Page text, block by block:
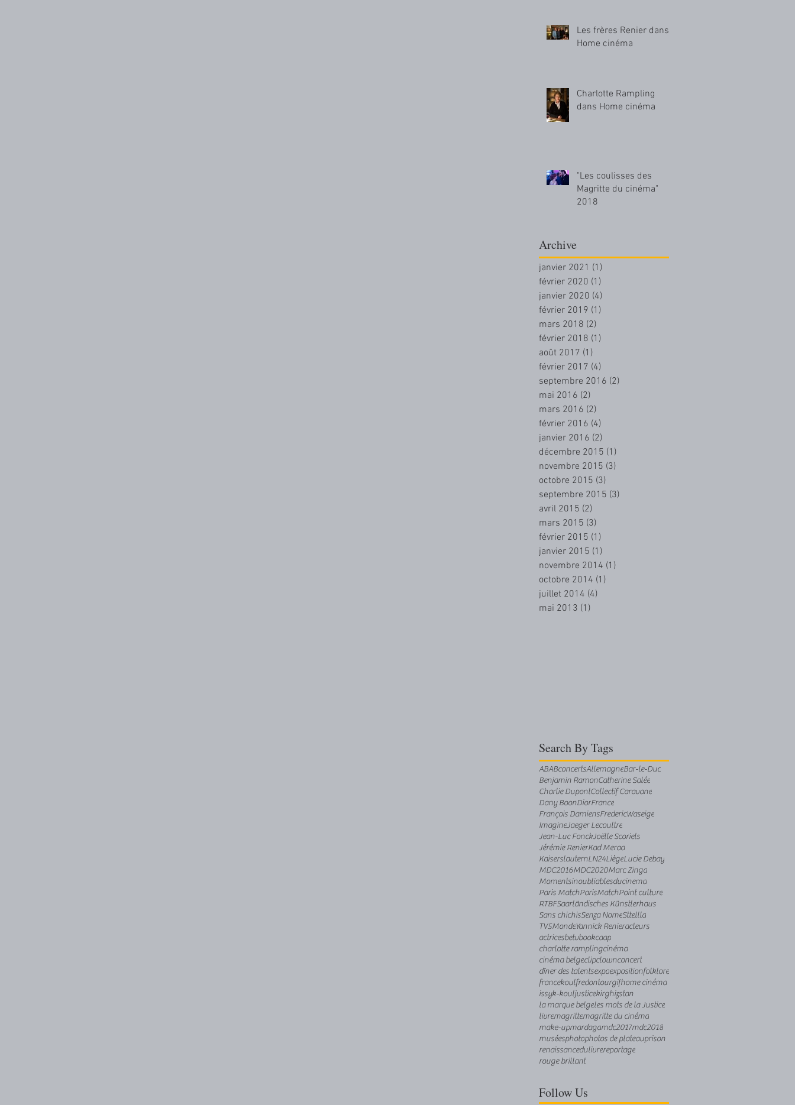
Les frères Renier dans
Home cinéma
Charlotte Rampling
dans Home cinéma
"Les coulisses des
Magritte du cinéma"
2018
Archive
janvier 2021 (1)
février 2020 (1)
janvier 2020 (4)
février 2019 (1)
mars 2018 (2)
février 2018 (1)
août 2017 (1)
février 2017 (4)
septembre 2016 (2)
mai 2016 (2)
mars 2016 (2)
février 2016 (4)
janvier 2016 (2)
décembre 2015 (1)
novembre 2015 (3)
octobre 2015 (3)
septembre 2015 (3)
avril 2015 (2)
mars 2015 (3)
février 2015 (1)
janvier 2015 (1)
novembre 2014 (1)
octobre 2014 (1)
juillet 2014 (4)
mai 2013 (1)
Search By Tags
ABABconcertsAllemagneBar-le-Duc
Benjamin RamonCatherine Salée
Charlie DupontCollectif Caravane
Dany BoonDiorFrance
François DamiensFredericWaseige
ImagineJaeger Lecoultre
Jean-Luc FonckJoëlle Scoriels
Jérémie RenierKad Merad
KaiserslauternLN24LiègeLucie Debay
MDC2016MDC2020Marc Zinga
Momentsinoubliablesducinema
Paris MatchParisMatchPoint culture
RTBFSaarländisches Künstlerhaus
Sans chichisSenza NomeSttellla
TV5MondeYannick Renieracteurs
actricesbetvbookcaap
charlotte ramplingcinéma
cinéma belgeclipclownconcert
dîner des talentsexpoexpositionfolklore
francekoulfredontourgifhome cinéma
issyk-kouljusticekirghizstan
la marque belgeles mots de la Justice
livremagrittemagritte du cinéma
make-upmardagamdc2017mdc2018
muséesphotophotos de plateauprison
renaissancedulivrereportage
rouge brillant
Follow Us